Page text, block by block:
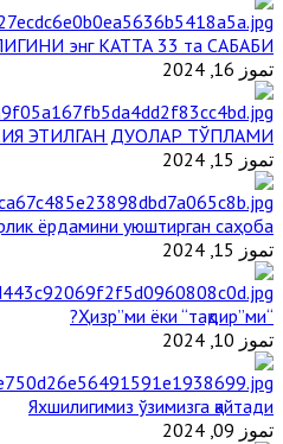
энг КАТТА 33 та САБАБИ
تموز 16, 2024
ЭТИЛГАН ДУОЛАР ТЎПЛАМИ
تموز 15, 2024
ёрдамини уюштирган саҳоба
تموز 15, 2024
“Ҳизр”ми ёки “тақдир”ми?
تموز 10, 2024
Яхшилигимиз ўзимизга қайтади
تموز 09, 2024